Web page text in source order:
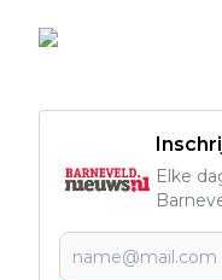
Elke